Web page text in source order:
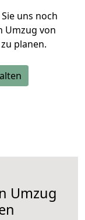
uns noch
Umzug von
planen.
Umzug